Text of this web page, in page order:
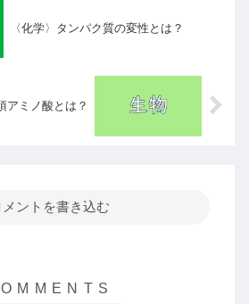
〈化学〉タンパク質の変性とは？
アミノ酸とは？
メントを書き込む